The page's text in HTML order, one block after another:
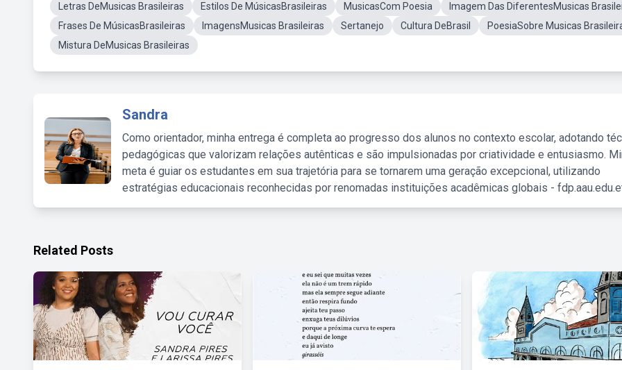
Letras DeMusicas Brasileiras
Estilos De MúsicasBrasileiras MusicasCom Poesia
Imagem Das DiferentesMusicas
Frases De MúsicasBrasileiras
ImagensMusicas Brasileiras Sertanejo Cultura DeBrasil
PoesiaSobre Musicas
Mistura DeMusicas Brasileiras
Sandra
Como orientador, minha entrega é completa ao progresso dos alunos no contexto escolar, adotando
pedagógicas que valorizam relações autênticas e são impulsionadas por criatividade e entusiasmo.
meta é guiar os estudantes em sua trajetória para se tornarem uma geração excepcional, utilizando
estratégias educacionais reconhecidas por renomadas instituições acadêmicas globais -
Related Posts